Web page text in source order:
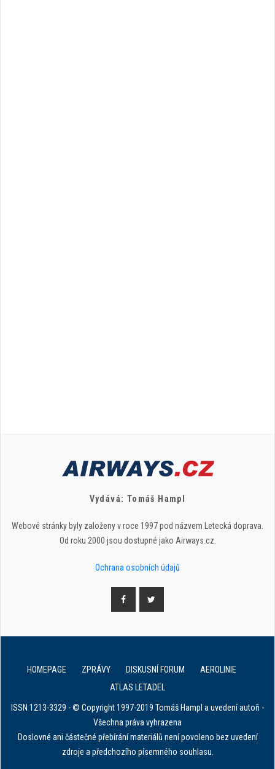
Vydává: Tomáš Hampl
Webové stránky byly založeny v roce 1997 pod názvem Letecká doprava.
Od roku 2000 jsou dostupné jako Airways.cz.
Ochrana osobních údajů
HOMEPAGE ZPRÁVY DISKUSNÍ FORUM
AEROLINIE
ATLAS LETADEL
ISSN 1213-3329 - © Copyright 1997-2019 Tomáš Hampl a uvedení autoři -
Všechna práva vyhrazena
Doslovné ani částečné přebírání materiálů není povoleno bez uvedení
zdroje a předchozího písemného souhlasu.